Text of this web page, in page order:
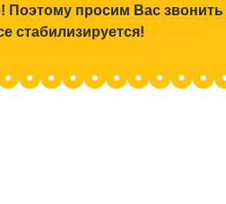
Поэтому просим Вас звонить
стабилизируется!